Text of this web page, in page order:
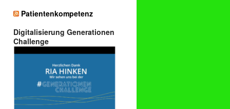
Patientenkompetenz
Digitalisierung Generationen
Challenge